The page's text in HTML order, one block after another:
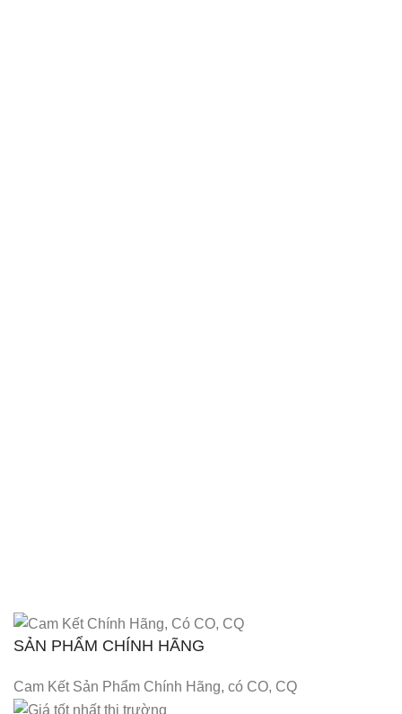
SẢN PHẨM CHÍNH HÃNG
Cam Kết Sản Phẩm Chính Hãng, có CO, CQ